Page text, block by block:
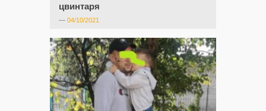
цвинтаря
— 04/10/2021